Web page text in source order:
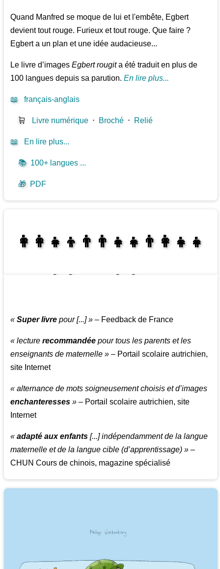
Quand Manfred se moque de lui et l'embête, Egbert
devient tout rouge. Furieux et tout rouge. Que faire ?
Egbert a un plan et une idée audacieuse...
Le livre d’imagesEgbert rougita été traduit en plus de
100 langues depuis sa parution.En lire plus...
📖 français-anglais
🛒 Livre numérique ⋅ Broché ⋅ Relié
📖 En lire plus...
📚 100+ langues ...
🎁 PDF
👩‍👩‍👧‍👦👨‍👨‍👧‍👧👨‍👩‍👧‍👧
«Super livre pour [...] » – Feedback de France
« lecturerecommandée pour tous les parents et les
enseignants de maternelle » – Portail scolaire autrichien,
site Internet
« alternance de mots soigneusement choisis et d’images
enchanteresses » – Portail scolaire autrichien, site
Internet
«adapté aux enfants [...] indépendamment de la langue
maternelle et de la langue cible (d’apprentissage) » –
CHUN Cours de chinois, magazine spécialisé